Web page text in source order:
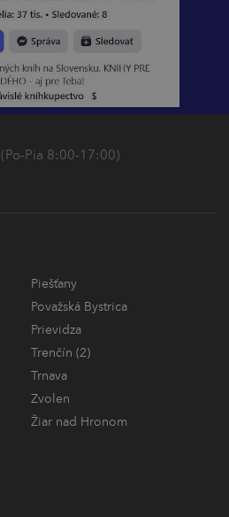
(Po-Pia 8:00-17:00)
Piešťany
Považská Bystrica
Prievidza
Trenčín (2)
Trnava
Zvolen
Žiar nad Hronom